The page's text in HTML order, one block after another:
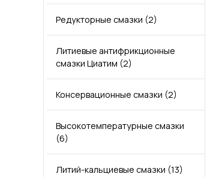
Гидравлическое масло
Масло гидравлическое ВМГЗ
Масло гидравлическое МГЕ(1)
Гидравлическое масло HVLP(5)
Масла с пищевым допуском(5)
Моторные масла оптом(74)
Масла для 4-тактных
двигателей(3)
Редукторные масла(13)
Редукторные смазки (2)
Литиевые антифрикционные
смазки Циатим (2)
Консервационные смазки (2)
Высокотемпературные смазки
(6)
Литий-кальциевые смазки (13)